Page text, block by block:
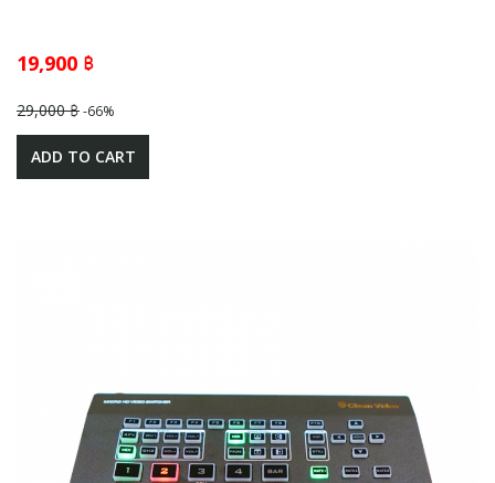
19,900 ฿
29,000 ฿-66%
ADD TO CART